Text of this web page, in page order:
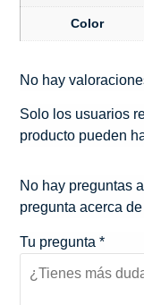
Color
No hay
Solo los usuarios
producto pueden
No hay preguntas
pregunta acerca
Tu pregunta*